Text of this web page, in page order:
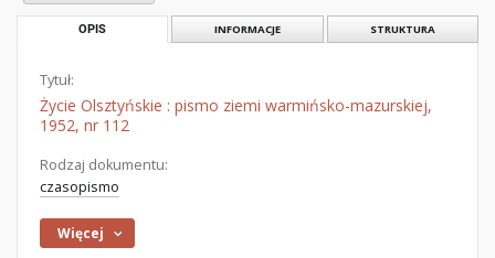
OPIS INFORMACJE STRUKTURA
Tytuł:
Życie Olsztyńskie : pismo ziemi warmińsko-mazurskiej,
1952, nr 112
Rodzaj dokumentu:
czasopismo
Więcej